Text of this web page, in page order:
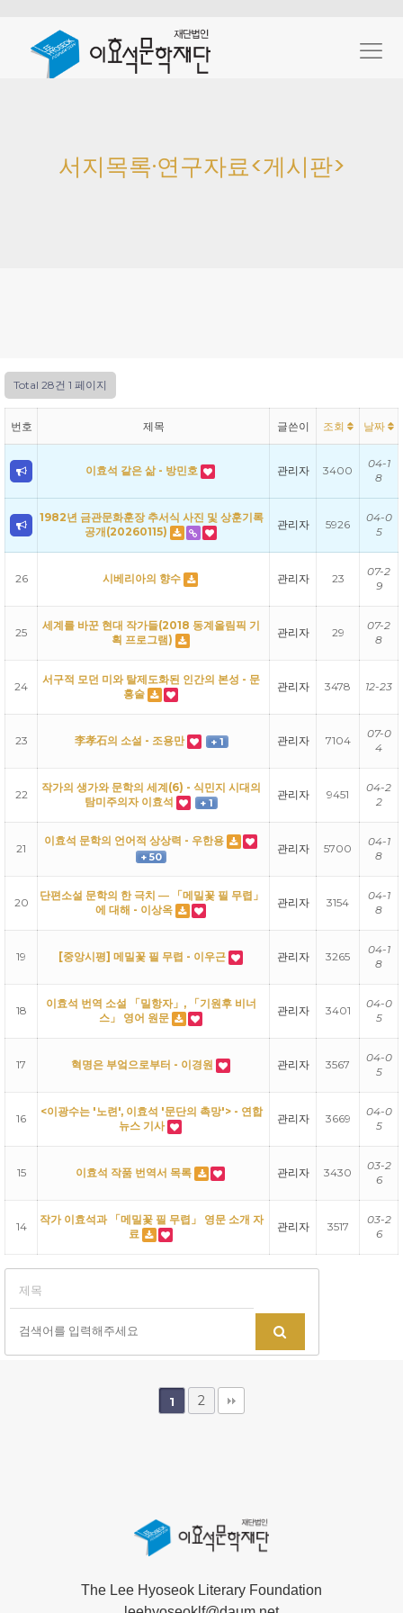
서지목록·연구자료<게시판>
Total 28건 1 페이지
번호 제목 글쓴이 조회 날짜
이효석 같은 삶 - 방민호 관리자 3400
04-1
8
1982년 금관문화훈장 추서식 사진 및 상훈기록
공개(20260115)
관리자 5926
04-0
5
26 시베리아의 향수 관리자 23
07-2
9
25
세계를 바꾼 현대 작가들(2018 동계올림픽 기
획 프로그램)
관리자 29
07-2
8
24
서구적 모던 미와 탈제도화된 인간의 본성 - 문
흥술
관리자 3478 12-23
23 李孝石의 소설 - 조용만 + 1 관리자 7104
07-0
4
22
작가의 생가와 문학의 세계(6) - 식민지 시대의
탐미주의자 이효석
+ 1
관리자 9451
04-2
2
21
이효석 문학의 언어적 상상력 - 우한용
+ 50
관리자 5700
04-1
8
20
단편소설 문학의 한 극치 ― 「메밀꽃 필 무렵」
에 대해 - 이상옥
관리자 3154
04-1
8
19 [중앙시평] 메밀꽃 필 무렵 - 이우근 관리자 3265
04-1
8
18
이효석 번역 소설 「밀항자」, 「기원후 비너
스」 영어 원문
관리자 3401
04-0
5
17 혁명은 부엌으로부터 - 이경원 관리자 3567
04-0
5
16
<이광수는 '노련', 이효석 '문단의 촉망'> - 연합
뉴스 기사
관리자 3669
04-0
5
15 이효석 작품 번역서 목록 관리자 3430
03-2
6
14
작가 이효석과 「메밀꽃 필 무렵」 영문 소개 자
료
관리자 3517
03-2
6
1 2
The Lee Hyoseok Literary Foundation